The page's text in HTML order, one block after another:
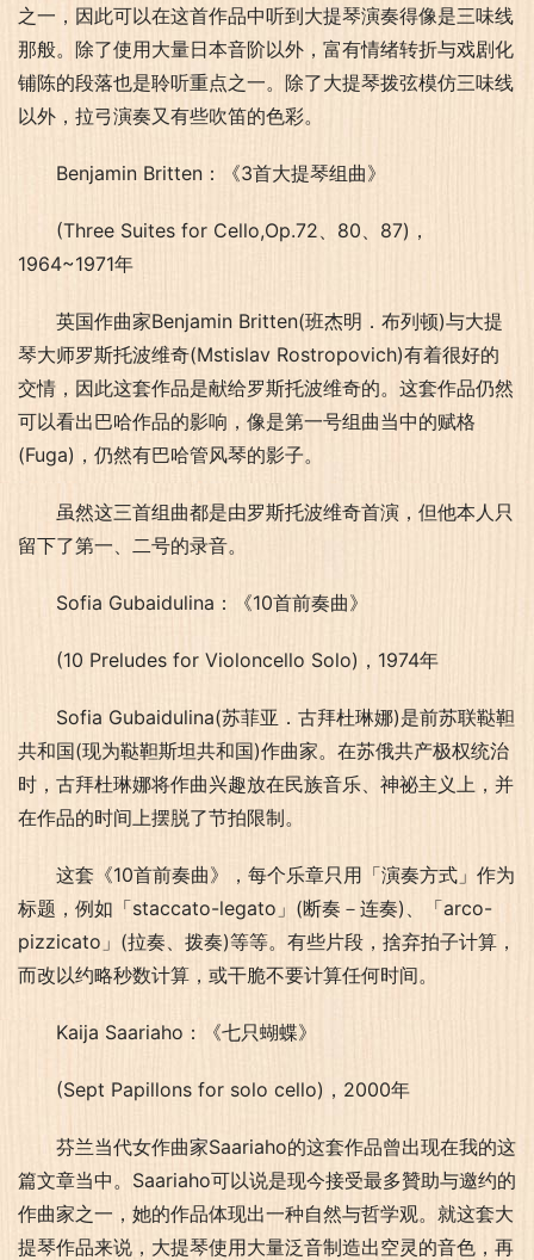
之一，因此可以在这首作品中听到大提琴演奏得像是三味线
那般。除了使用大量日本音阶以外，富有情绪转折与戏剧化
铺陈的段落也是聆听重点之一。除了大提琴拨弦模仿三味线
以外，拉弓演奏又有些吹笛的色彩。
Benjamin Britten：《3首大提琴组曲》
(Three Suites for Cello,Op.72、80、87)，
1964~1971年
英国作曲家Benjamin Britten(班杰明．布列顿)与大提
琴大师罗斯托波维奇(Mstislav Rostropovich)有着很好的
交情，因此这套作品是献给罗斯托波维奇的。这套作品仍然
可以看出巴哈作品的影响，像是第一号组曲当中的赋格
(Fuga)，仍然有巴哈管风琴的影子。
虽然这三首组曲都是由罗斯托波维奇首演，但他本人只
留下了第一、二号的录音。
Sofia Gubaidulina：《10首前奏曲》
(10 Preludes for Violoncello Solo)，1974年
Sofia Gubaidulina(苏菲亚．古拜杜琳娜)是前苏联鞑靼
共和国(现为鞑靼斯坦共和国)作曲家。在苏俄共产极权统治
时，古拜杜琳娜将作曲兴趣放在民族音乐、神祕主义上，并
在作品的时间上摆脱了节拍限制。
这套《10首前奏曲》，每个乐章只用「演奏方式」作为
标题，例如「staccato-legato」(断奏－连奏)、「arco-
pizzicato」(拉奏、拨奏)等等。有些片段，捨弃拍子计算，
而改以约略秒数计算，或干脆不要计算任何时间。
Kaija Saariaho：《七只蝴蝶》
(Sept Papillons for solo cello)，2000年
芬兰当代女作曲家Saariaho的这套作品曾出现在我的这
篇文章当中。Saariaho可以说是现今接受最多贊助与邀约的
作曲家之一，她的作品体现出一种自然与哲学观。就这套大
提琴作品来说，大提琴使用大量泛音制造出空灵的音色，再